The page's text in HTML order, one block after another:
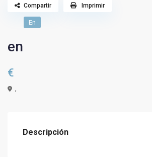
En
en
€
,
Compartir Imprimir
Descripción